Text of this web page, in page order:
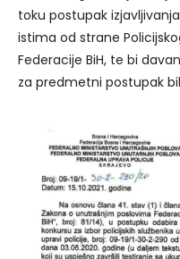
toku postupak
istima od strane
Federacije BiH, te bi
za predmetni postupak